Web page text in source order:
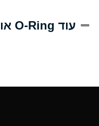
(Aqueous) עוד O-Ring אורינגים מאותו החומר